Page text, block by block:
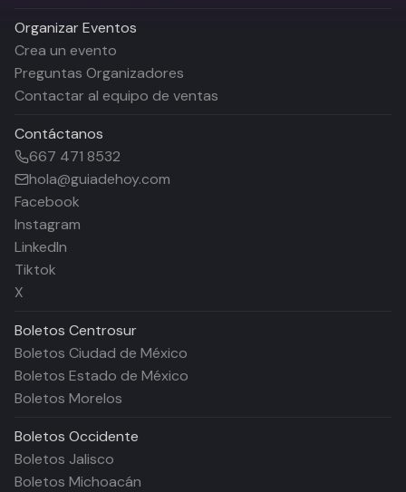
Organizar Eventos
Crea un evento
Preguntas Organizadores
Contactar al equipo de ventas
Contáctanos
667 471 8532
hola@guiadehoy.com
Facebook
Instagram
LinkedIn
Tiktok
X
Boletos Centrosur
Boletos Ciudad de México
Boletos Estado de México
Boletos Morelos
Boletos Occidente
Boletos Jalisco
Boletos Michoacán